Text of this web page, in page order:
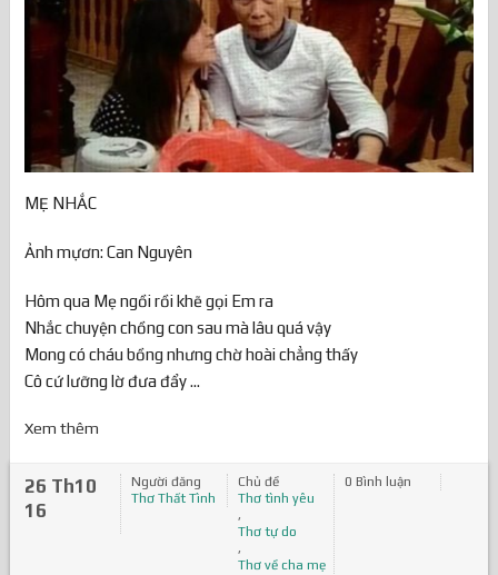
MẸ NHẮC
Ảnh mựơn: Can Nguyên
Hôm qua Mẹ ngồi rồi khẽ gọi Em ra
Nhắc chuyện chồng con sau mà lâu quá vậy
Mong có cháu bồng nhưng chờ hoài chẳng thấy
Cô cứ lưỡng lờ đưa đẩy ...
Xem thêm
26 Th10
16
Người đăng
Thơ Thất Tình
Chủ đề
Thơ tình yêu
,
Thơ tự do
,
Thơ về cha mẹ
0 Bình luận